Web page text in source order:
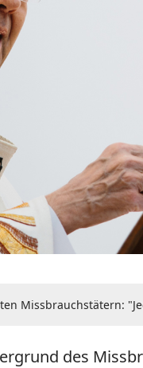
Missbrauchstätern:
des